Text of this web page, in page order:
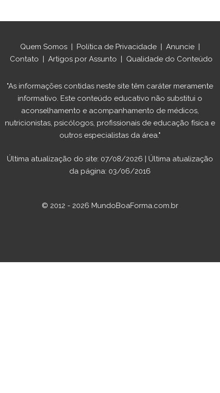
Quem Somos Política de Privacidade Anuncie
Contato
Artigos por Assunto Qualidade do Conteúdo
"As informações contidas neste site têm caráter meramente
informativo. Este conteúdo educativo não substitui o
aconselhamento e acompanhamento de médicos,
nutricionistas, psicólogos, profissionais de educação física e
outros especialistas da área."
Última atualização do site: 07/08/2026 | Última atualização
da página: 03/06/2016
© 2012 - 2026 MundoBoaForma.com.br